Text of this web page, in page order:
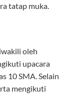
tatap muka.
oleh
upacara
10 SMA. Selain
mengikuti